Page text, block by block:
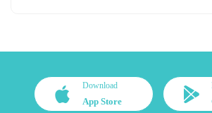
Download
App Store